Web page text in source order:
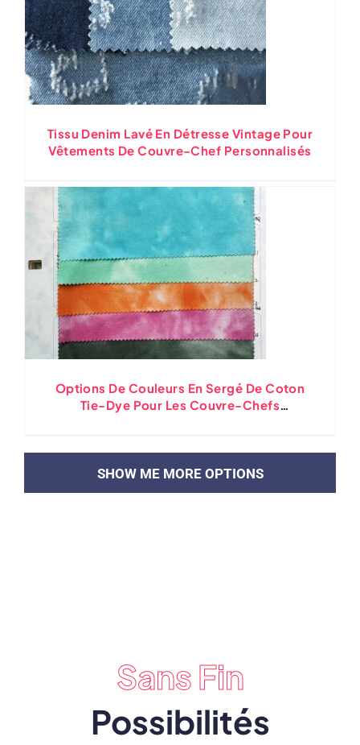
Tissu Denim Lavé En Détresse Vintage Pour
Vêtements De Couvre-Chef Personnalisés
Options De Couleurs En Sergé De Coton
Tie-Dye Pour Les Couvre-Chefs
Sans Fin
Possibilités